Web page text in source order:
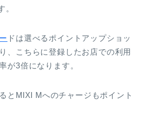
。
ドは選べるポイントアップショッ
、こちらに登録したお店での利用
が3倍になります。
とMIXI Mへのチャージもポイント